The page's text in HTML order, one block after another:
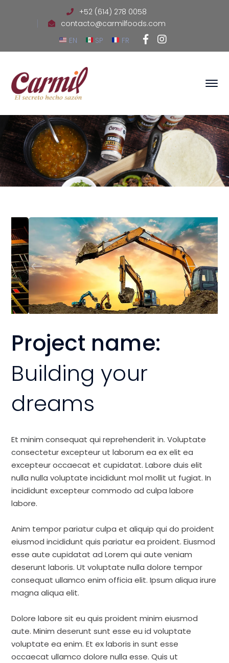
+52 (614) 278 0058
contacto@carmilfoods.com
EN
SP FR
Facebook
Profile
Instagram
Profile
Project name:
Building your
dreams
Et minim consequat qui reprehenderit in. Voluptate
consectetur excepteur ut laborum ea ex elit ea
excepteur occaecat et cupidatat. Labore duis elit
nulla nulla voluptate incididunt mol mollit ut fugiat. In
incididunt excepteur commodo ad culpa labore
labore.
Anim tempor pariatur culpa et aliquip qui do proident
eiusmod incididunt quis pariatur ea proident. Eiusmod
esse aute cupidatat ad Lorem qui aute veniam
deserunt laboris. Ut voluptate nulla dolore tempor
consequat ullamco enim officia elit. Ipsum aliqua irure
magna aliqua elit.
Dolore labore sit eu quis proident minim eiusmod
aute. Minim deserunt sunt esse eu id voluptate
voluptate ea enim. Et ex laboris in sunt esse
occaecat ullamco dolore nulla esse. Quis ut